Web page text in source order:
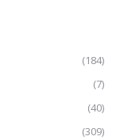
(184)
(7)
(40)
(309)